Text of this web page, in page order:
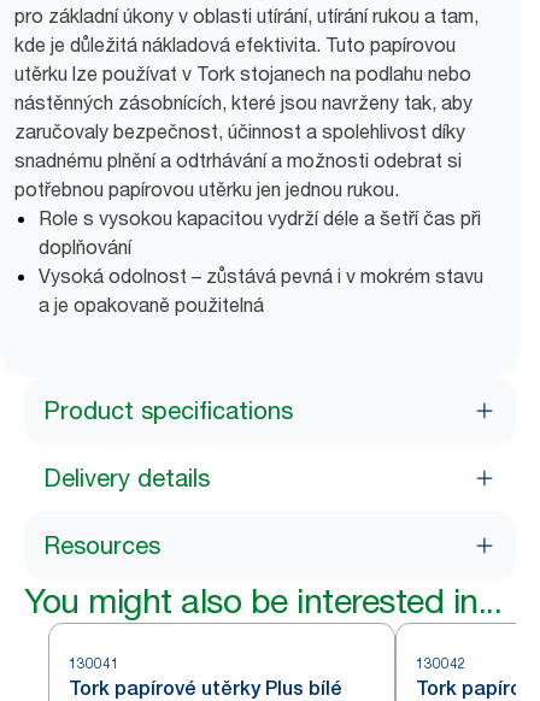
pro základní úkony v oblasti utírání, utírání rukou a tam,
kde je důležitá nákladová efektivita. Tuto papírovou
utěrku lze používat v Tork stojanech na podlahu nebo
nástěnných zásobnících, které jsou navrženy tak, aby
zaručovaly bezpečnost, účinnost a spolehlivost díky
snadnému plnění a odtrhávání a možnosti odebrat si
potřebnou papírovou utěrku jen jednou rukou.
Role s vysokou kapacitou vydrží déle a šetří čas při
doplňování
Vysoká odolnost – zůstává pevná i v mokrém stavu
a je opakovaně použitelná
Product specifications
Delivery details
Resources
You might also be interested in...
130041
Tork papírové utěrky Plus bílé
130042
Tork